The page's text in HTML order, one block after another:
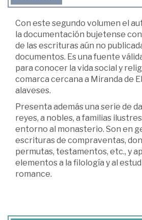
Con este segundo volumen el
la documentación bujetense
de las escrituras aún no
documentos. Es una fuente
para conocer la vida social y
comarca cercana a Miranda de
alaveses.
Presenta además una serie de
reyes, a nobles, a familias
entorno al monasterio. Son en
escrituras de compraventas,
permutas, testamentos, etc., y
elementos a la filología y al
romance.